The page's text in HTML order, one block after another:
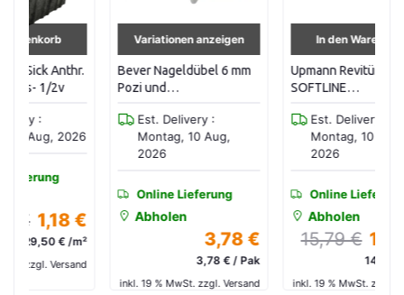
Variationen anzeigen
Bever Nageldübel 6 mm
Pozi und
Est. Delivery :
Montag, 10 Aug,
Online Lieferung
Abholen
inkl. 19 % MwSt. zzgl. Versand
In den Warenkorb
Upmann Revitür
Est. Delivery :
Montag, 10 Aug,
Online Lieferung
15,79 € 14,21 €
inkl. 19 % MwSt. zzgl. Versand